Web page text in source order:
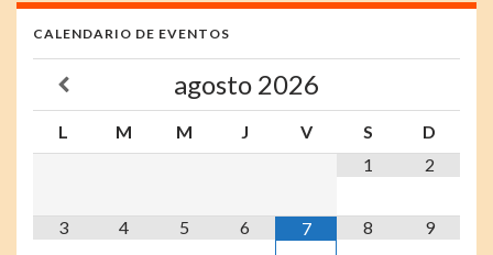
CALENDARIO DE EVENTOS
agosto 2026
L M M J V S
D
1
2
3 4 5 6 7 8 9